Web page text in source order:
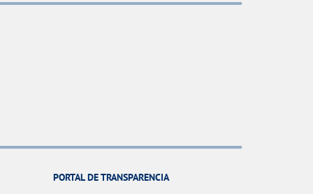
PORTAL DE TRANSPARENCIA